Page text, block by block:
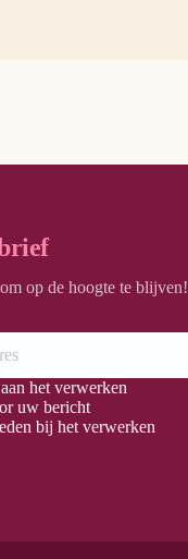
op de hoogte te blijven!
het verwerken
uw bericht
bij het verwerken